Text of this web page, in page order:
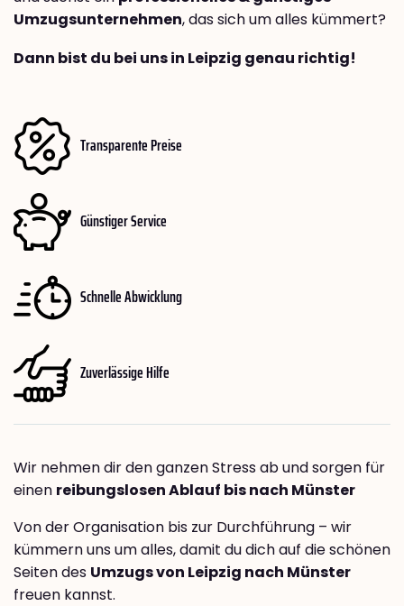
Umzugsunternehmen, das sich um alles kümmert?
Dann bist du bei uns in Leipzig genau richtig!
Transparente Preise
Günstiger Service
Schnelle Abwicklung
Zuverlässige Hilfe
Wir nehmen dir den ganzen Stress ab und sorgen für
einen reibungslosen Ablauf bis nach Münster
Von der Organisation bis zur Durchführung – wir
kümmern uns um alles, damit du dich auf die schönen
Seiten des Umzugs von Leipzig nach Münster
freuen kannst.